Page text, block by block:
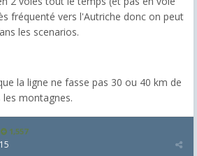
fréquenté vers l'Autriche donc on peut
les scenarios.
la ligne ne fasse pas 30 ou 40 km de
montagnes.
1,557